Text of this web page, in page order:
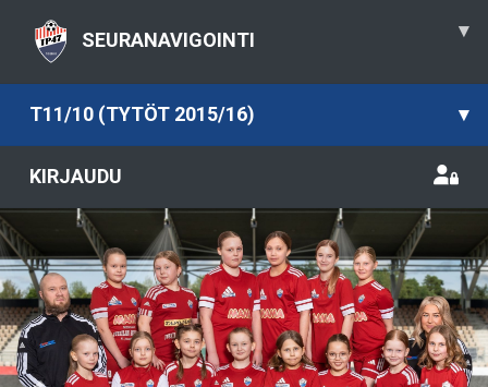
SEURANAVIGOINTI ▾
T11/10 (TYTÖT 2015/16) ▾
KIRJAUDU